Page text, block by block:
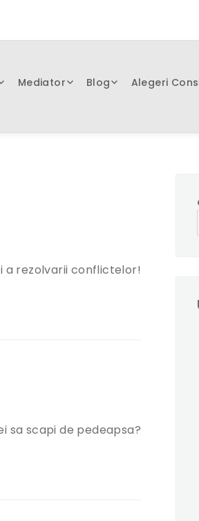
Mediator Blog Alegeri
a rezolvarii conflictelor!
sa scapi de pedeapsa?